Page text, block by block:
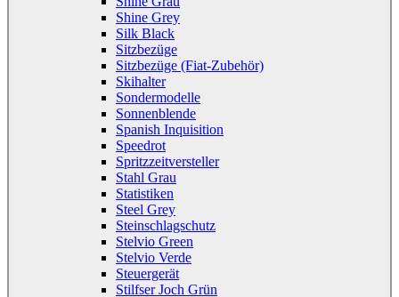
Shine Grey
Silk Black
Sitzbezüge
Sitzbezüge (Fiat-Zubehör)
Skihalter
Sondermodelle
Sonnenblende
Spanish Inquisition
Speedrot
Spritzzeitversteller
Stahl Grau
Statistiken
Steel Grey
Steinschlagschutz
Stelvio Green
Stelvio Verde
Steuergerät
Stilfser Joch Grün